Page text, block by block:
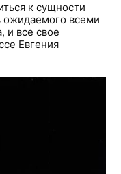
к сущности
ожидаемого всеми
и все свое
Евгения